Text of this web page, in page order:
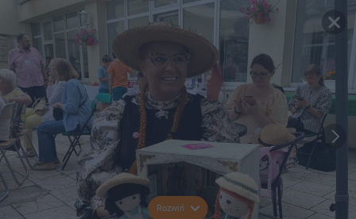
Rozwiń